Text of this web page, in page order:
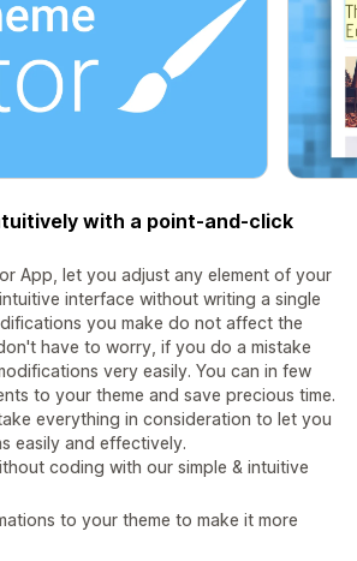
with a point-and-click
App, let you adjust any element of your
interface without writing a single
you make do not affect the
have to worry, if you do a mistake
very easily. You can in few
to your theme and save precious time.
everything in consideration to let you
easily and effectively.
coding with our simple & intuitive
to your theme to make it more